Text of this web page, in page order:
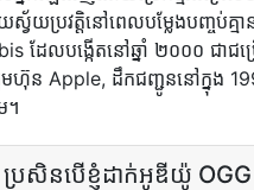
ប្រវត្តិ​នៅពេល​បម្លែង​បញ្ចប់​គ្ម
ដែល​បង្កើត​នៅ​ឆ្នាំ ២០០០ ជា​
ហ៊ុន Apple, ដឹកជញ្ជូននៅក្នុង
។
ប្រសិន​បើ​ខ្ញុំ​ដាក់​អូឌីយ៉ូ